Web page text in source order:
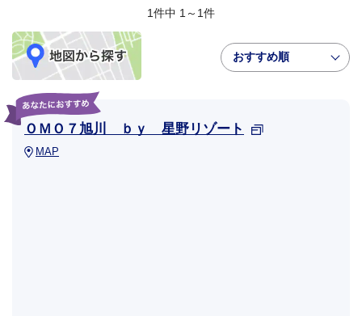
1件中 1～1件
おすすめ順
ＯＭＯ７旭川 ｂｙ 星野リゾート
MAP